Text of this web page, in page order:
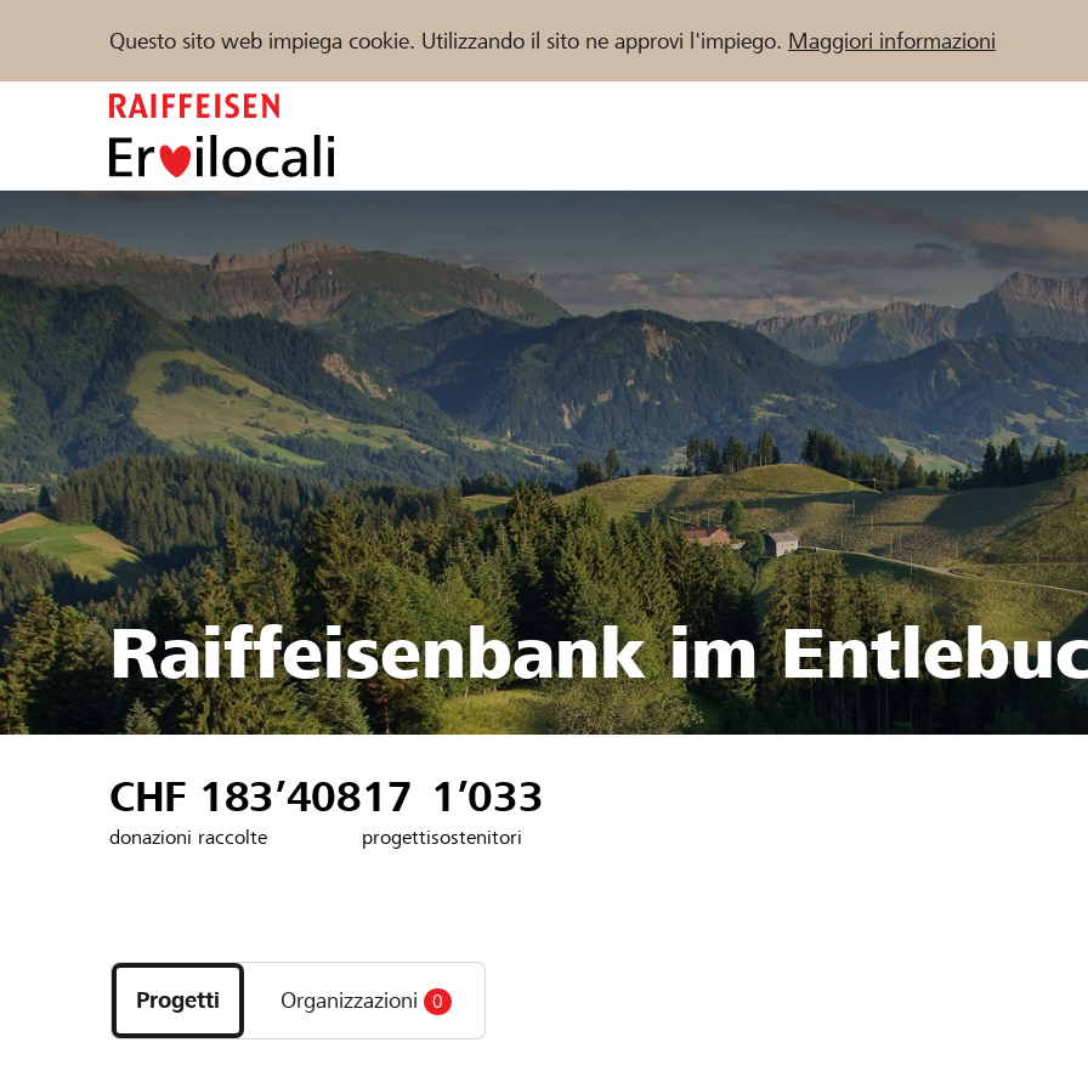
Questo sito web impiega cookie. Utilizzando il sito ne approvi l'impiego. Maggiori informazioni
Sostenere Aiuto & supporto
Trova progetti e organizzazioni
DE FR IT
Raiffeisenbank im
CHF 183’408
donazioni raccolte
17
progetti
1’033
sostenitori
i
progetti
e
Progetti Organizzazioni 0